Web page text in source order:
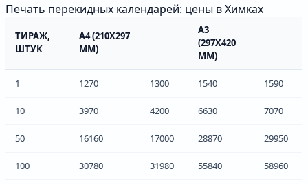
Печать перекидных календарей: цены в Химках
ТИРАЖ,
ШТУК
А4 (210Х297
ММ)
А3
(297Х420
ММ)
1 1270 1300 1540 1590
10 3970 4200 6630 7070
50 16160 17000 28870 29950
100 30780 31980 55840 58960